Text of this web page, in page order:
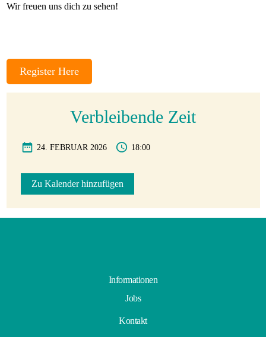
Wir freuen uns dich zu sehen!
Register Here
Verbleibende Zeit
24. FEBRUAR 2026 18:00
Zu Kalender hinzufügen
Informationen
Jobs
Kontakt